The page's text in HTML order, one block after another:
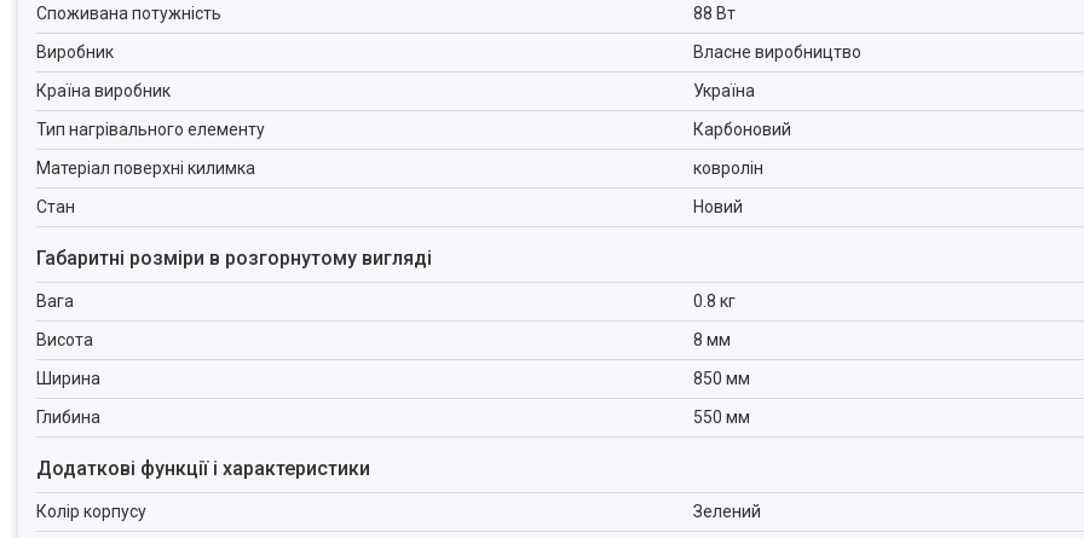
Споживана потужність
88 Вт
Виробник
Власне виробництво
Країна виробник
Україна
Тип нагрівального елементу
Карбоновий
Матеріал поверхні килимка
ковролін
Стан
Новий
Габаритні розміри в розгорнутому вигляді
Вага
0.8 кг
Висота
8 мм
Ширина
850 мм
Глибина
550 мм
Додаткові функції і характеристики
Колір корпусу
Зелений